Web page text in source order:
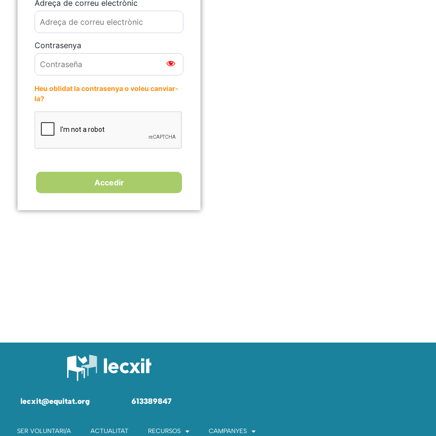
Adreça de correu electrònic
Contrasenya
Heu oblidat la contrasenya o voleu canviar-
la?
lecxit@equitat.org 613389847
SER VOLUNTARI/A ACTUALITAT RECURSOS CAMPANYES